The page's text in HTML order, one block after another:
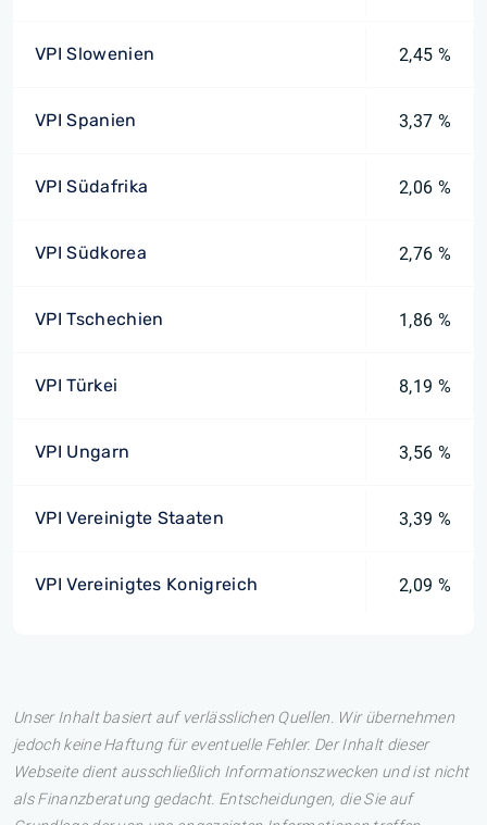
VPI Slowenien 2,45 %
VPI Spanien 3,37 %
VPI Südafrika 2,06 %
VPI Südkorea 2,76 %
VPI Tschechien 1,86 %
VPI Türkei 8,19 %
VPI Ungarn 3,56 %
VPI Vereinigte Staaten 3,39 %
VPI Vereinigtes Konigreich 2,09 %
Unser Inhalt basiert auf verlässlichen Quellen. Wir übernehmen
jedoch keine Haftung für eventuelle Fehler. Der Inhalt dieser
Webseite dient ausschließlich Informationszwecken und ist nicht
als Finanzberatung gedacht. Entscheidungen, die Sie auf